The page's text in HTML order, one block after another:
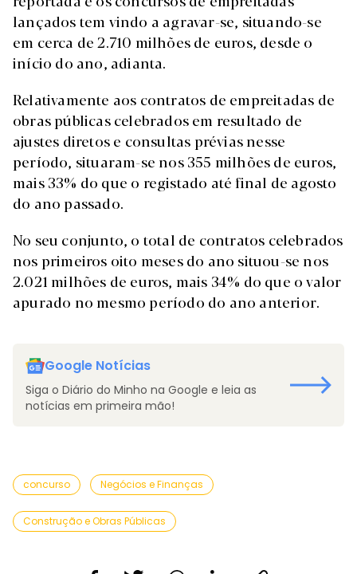
lançados tem vindo a agravar-se, situando-se
em cerca de 2.710 milhões de euros, desde o
início do ano, adianta.
Relativamente aos contratos de empreitadas de
obras públicas celebrados em resultado de
ajustes diretos e consultas prévias nesse
período, situaram-se nos 355 milhões de euros,
mais 33% do que o registado até final de agosto
do ano passado.
No seu conjunto, o total de contratos celebrados
nos primeiros oito meses do ano situou-se nos
2.021 milhões de euros, mais 34% do que o valor
apurado no mesmo período do ano anterior.
Google Notícias
Siga o Diário do Minho na Google e leia as
notícias em primeira mão!
concurso Negócios e Finanças
Construção e Obras Públicas